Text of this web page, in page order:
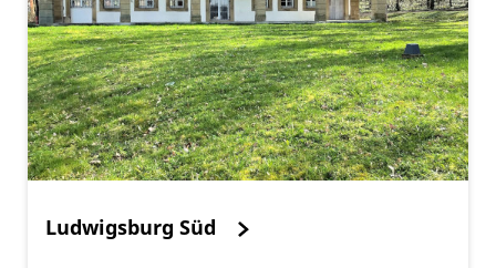
Ludwigsburg Süd